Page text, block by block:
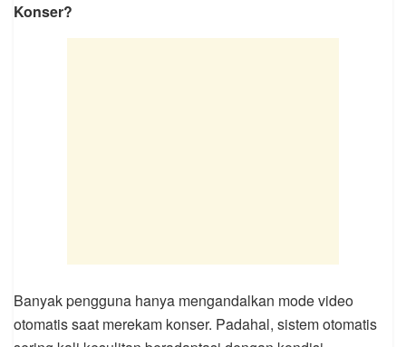
Konser?
Banyak pengguna hanya mengandalkan mode video
otomatis saat merekam konser. Padahal, sistem otomatis